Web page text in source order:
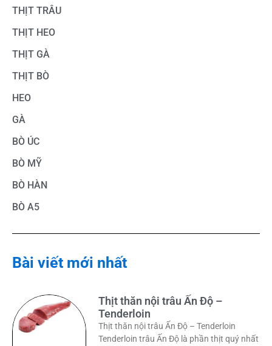
THỊT TRÂU
THỊT HEO
THỊT GÀ
THỊT BÒ
HEO
GÀ
BÒ ÚC
BÒ MỸ
BÒ HÀN
BÒ A5
Bài viết mới nhất
Thịt thăn nội trâu Ấn Độ –
Tenderloin
Thịt thăn nội trâu Ấn Độ – Tenderloin
Tenderloin trâu Ấn Độ là phần thịt quý nhất